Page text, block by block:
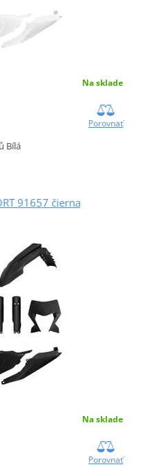
Na sklade
Porovnať
Bílá
91657 čierna
Na sklade
Porovnať